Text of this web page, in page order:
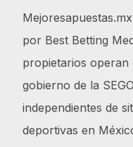
por Best Betting
propietarios
gobierno de la
independientes de
deportivas en